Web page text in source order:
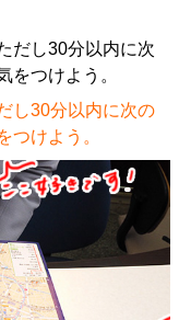
し30分以内に次の
つけよう。